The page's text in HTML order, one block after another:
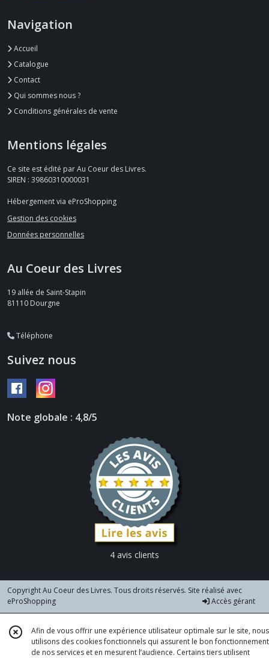
Navigation
Accueil
Catalogue
Contact
Qui sommes nous ?
Conditions générales de vente
Mentions légales
Ce site est édité par Au Coeur des Livres.
SIREN : 39860310000031
Hébergement via eProShopping
Gestion des cookies
Données personnelles
Au Coeur des Livres
19 allée de Saint-Stapin
81110 Dourgne
Téléphone
Suivez nous
Note globale : 4,8/5
4 avis clients
Copyright Au Coeur des Livres. Tous droits réservés. Site réalisé avec
eProShopping
Accès gérant
Afin de vous offrir une expérience utilisateur optimale sur le site, nous
utilisons des cookies fonctionnels qui assurent le bon fonctionnement
de nos services et en mesurent l’audience. Certains tiers utilisent